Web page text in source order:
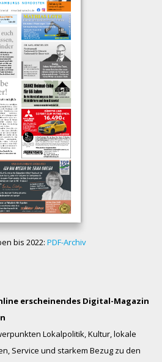
bis 2022: PDF-Archiv
erscheinendes Digital-Magazin
Lokalpolitik, Kultur, lokale
Service und starkem Bezug zu den